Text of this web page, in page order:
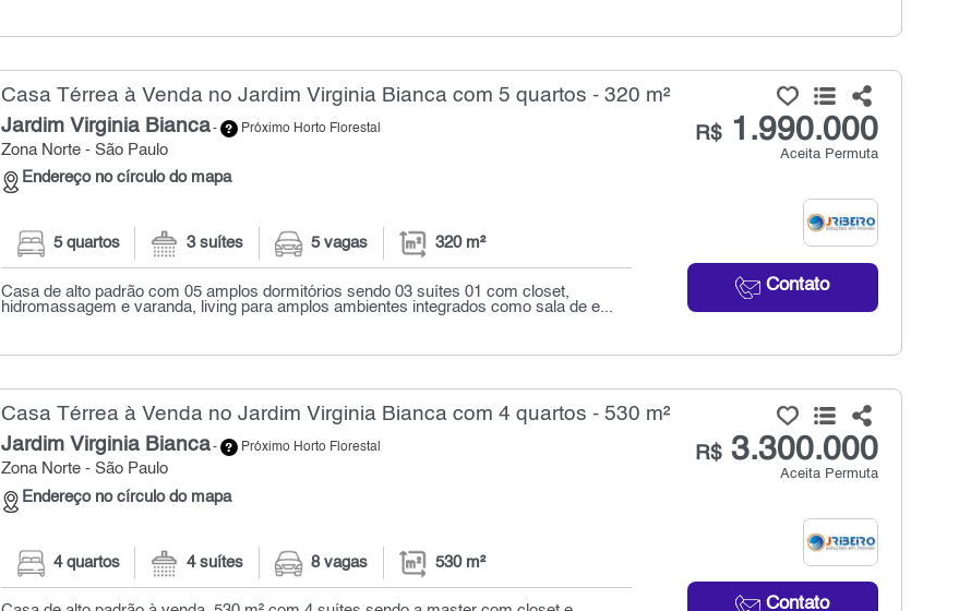
Casa Térrea à Venda no Jardim Virginia Bianca com 5 quartos - 320 m²
Jardim Virginia Bianca- Próximo Horto Florestal
Zona Norte - São Paulo
Endereço no círculo do mapa
R$1.990.000
Aceita Permuta
Contato
5 quartos 3 suítes 5 vagas 320 m²
Casa de alto padrão com 05 amplos dormitórios sendo 03 suítes 01 com closet,
hidromassagem e varanda, living para amplos ambientes integrados como sala de e...
Casa Térrea à Venda no Jardim Virginia Bianca com 4 quartos - 530 m²
Jardim Virginia Bianca- Próximo Horto Florestal
Zona Norte - São Paulo
Endereço no círculo do mapa
R$3.300.000
Aceita Permuta
Contato
4 quartos 4 suítes 8 vagas 530 m²